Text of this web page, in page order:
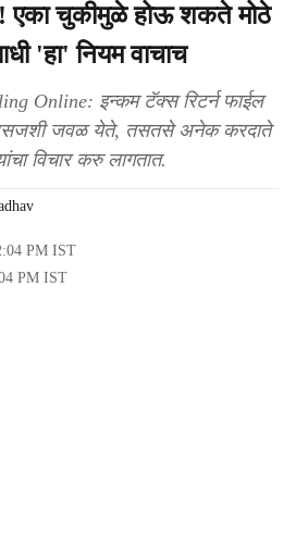
एका चुकीमुळे होऊ शकते मोठे
'हा' नियम वाचाच
Online: इन्कम टॅक्स रिटर्न फाईल
जसजशी जवळ येते, तसतसे अनेक करदाते
विचार करु लागतात.
PM IST
PM IST